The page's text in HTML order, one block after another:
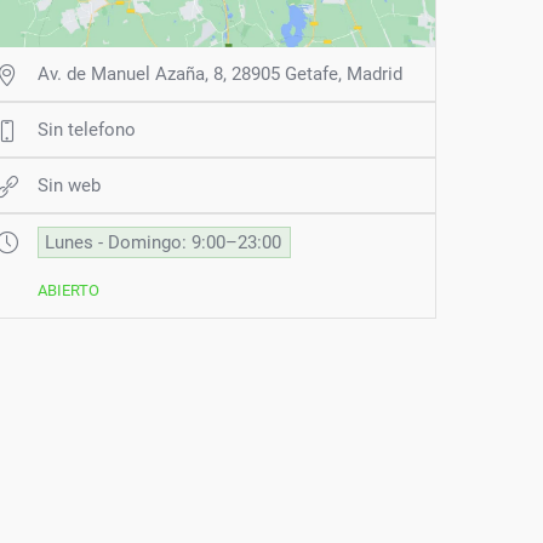
Av. de Manuel Azaña, 8, 28905 Getafe, Madrid
Sin telefono
Sin web
Lunes - Domingo: 9:00–23:00
ABIERTO